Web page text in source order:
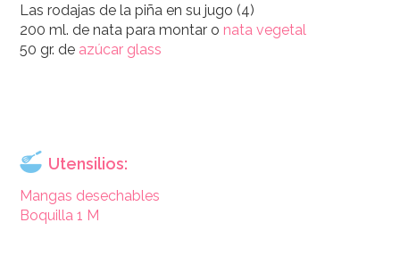
Las rodajas de la piña en su jugo (4)
200 ml. de nata para montar o nata vegetal
50 gr. de azúcar glass
Utensilios:
Mangas desechables
Boquilla 1 M